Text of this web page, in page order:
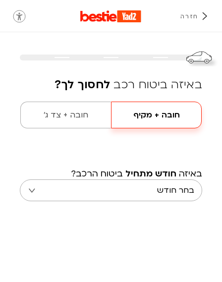
חזרה
באיזה ביטוח רכב לחסוך לך?
חובה + מקיף חובה + צד ג'
באיזה חודש מתחיל ביטוח הרכב?